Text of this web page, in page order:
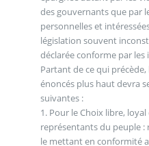
des gouvernants que par
personnelles et
législation souvent
déclarée conforme par
Partant de ce qui
énoncés plus haut devra
suivantes :
1. Pour le Choix libre,
représentants du peuple :
le mettant en conformité